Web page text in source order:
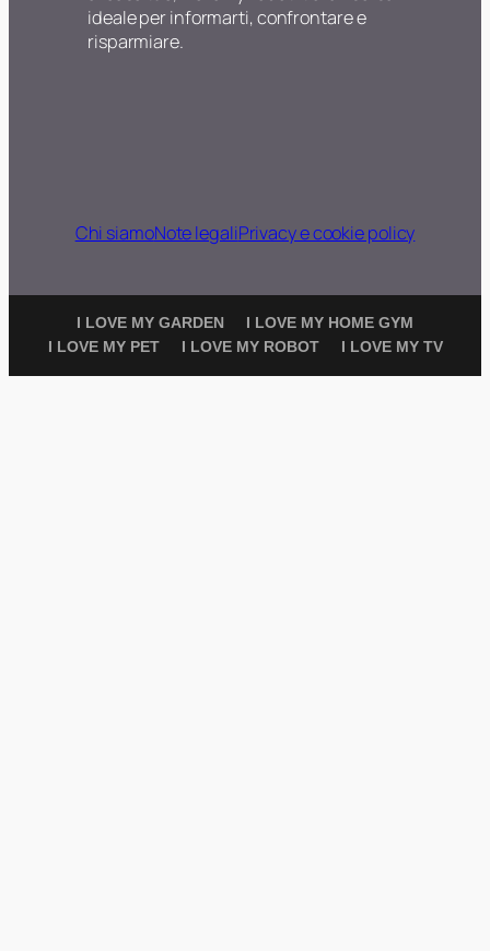
ideale per informarti, confrontare e
risparmiare.
Chi siamoNote legaliPrivacy e cookie policy
I LOVE MY GARDEN
I LOVE MY HOME GYM
I LOVE MY PET
I LOVE MY ROBOT I LOVE MY TV